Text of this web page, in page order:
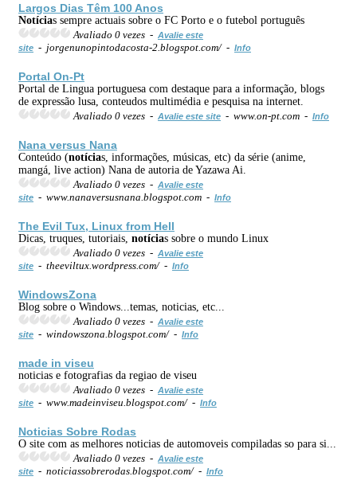
Largos Dias Têm 100 Anos
Notícias sempre actuais sobre o FC Porto e o futebol português
Avaliado 0 vezes - Avalie este
site - jorgenunopintodacosta-2.blogspot.com/ - Info
Portal On-Pt
Portal de Lingua portuguesa com destaque para a informação, blogs
de expressão lusa, conteudos multimédia e pesquisa na internet.
Avaliado 0 vezes - Avalie este site - www.on-pt.com - Info
Nana versus Nana
Conteúdo (notícias, informações, músicas, etc) da série (anime,
mangá, live action) Nana de autoria de Yazawa Ai.
Avaliado 0 vezes - Avalie este
site - www.nanaversusnana.blogspot.com - Info
The Evil Tux, Linux from Hell
Dicas, truques, tutoriais, notícias sobre o mundo Linux
Avaliado 0 vezes - Avalie este
site - theeviltux.wordpress.com/ - Info
WindowsZona
Blog sobre o Windows...temas, noticias, etc...
Avaliado 0 vezes - Avalie este
site - windowszona.blogspot.com/ - Info
made in viseu
noticias e fotografias da regiao de viseu
Avaliado 0 vezes - Avalie este
site - www.madeinviseu.blogspot.com/ - Info
Noticias Sobre Rodas
O site com as melhores noticias de automoveis compiladas so para si...
Avaliado 0 vezes - Avalie este
site - noticiassobrerodas.blogspot.com/ - Info